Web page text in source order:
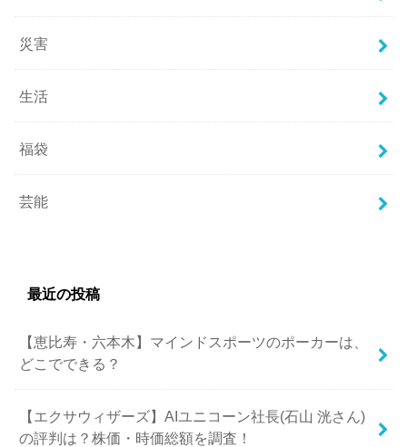
災害
生活
福袋
芸能
最近の投稿
【恵比寿・六本木】マインドスポーツのポーカーは、
どこでできる？
【エクサウィザーズ】AIユニコーン社長(石山 洸さん)
の評判は？株価・時価総額を調査！